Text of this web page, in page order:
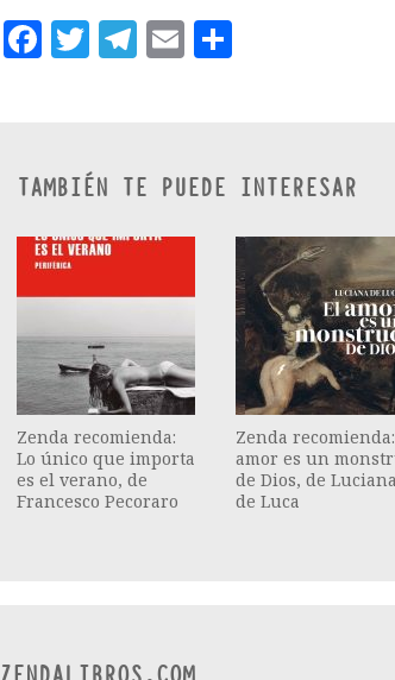
WhatsApp
Facebook
Twitter
Telegram
Email
TAMBIÉN TE PUEDE INTERESAR
Zenda recomienda:
Lo único que importa
es el verano, de
Francesco Pecoraro
Zenda
amor es un
de Dios, de Luciana
de Luca